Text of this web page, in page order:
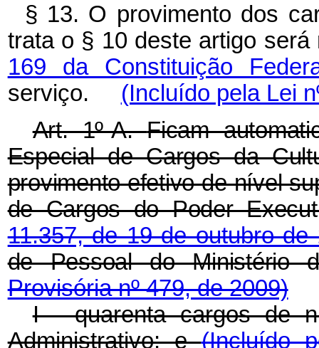
§ 13. O provimento dos
trata o § 10 deste artigo
169 da Constituição
serviço. (Incluído pela Lei
Art. 1º-A.Ficam
Especial de Cargos da
provimento efetivo de nível
de Cargos do Poder
11.357, de 19 de outubro
de Pessoal do Ministério
Provisória nº 479, de 2009)
I - quarenta cargos de
Administrativo; e(Incluído